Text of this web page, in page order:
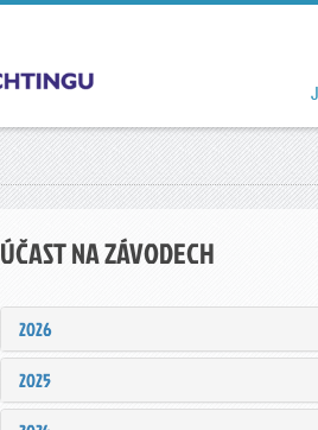
ÚČAST NA ZÁVODECH
2026
2025